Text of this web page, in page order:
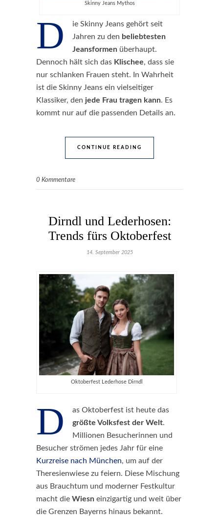
Skinny Jeans Mythos
D
ie Skinny Jeans gehört seit
Jahren zu den beliebtesten
Jeansformen überhaupt.
Dennoch hält sich das Klischee, dass sie
nur schlanken Frauen steht. In Wahrheit
ist die Skinny Jeans ein vielseitiger
Klassiker, den jede Frau tragen kann. Es
kommt nur auf die passenden Details an.
CONTINUE READING
0 Kommentare
Dirndl und Lederhosen:
Trends fürs Oktoberfest
14. September 2025
Oktoberfest Lederhose Dirndl
D
as Oktoberfest ist heute das
größte Volksfest der Welt.
Millionen Besucherinnen und
Besucher strömen jedes Jahr für eine
Kurzreise nach München, um auf der
Theresienwiese zu feiern. Diese Mischung
aus Brauchtum und moderner Festkultur
macht die Wiesn einzigartig und weit über
die Grenzen Bayerns hinaus bekannt.